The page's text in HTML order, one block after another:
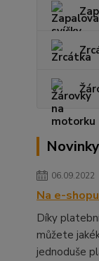
Novinky
06.09.2022
Na e-
Díky
můžete
jednoduše